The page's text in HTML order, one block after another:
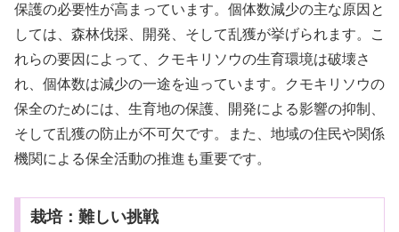
保護の必要性が高まっています。個体数減少の主な原因と
しては、森林伐採、開発、そして乱獲が挙げられます。こ
れらの要因によって、クモキリソウの生育環境は破壊さ
れ、個体数は減少の一途を辿っています。クモキリソウの
保全のためには、生育地の保護、開発による影響の抑制、
そして乱獲の防止が不可欠です。また、地域の住民や関係
機関による保全活動の推進も重要です。
栽培：難しい挑戦